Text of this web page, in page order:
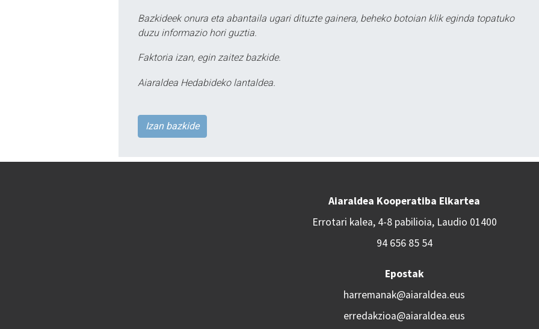
Bazkideek onura eta abantaila ugari dituzte gainera, beheko botoian klik eginda topatuko
duzu informazio hori guztia.
Faktoria izan, egin zaitez bazkide.
Aiaraldea Hedabideko lantaldea.
Izan bazkide
Aiaraldea Kooperatiba Elkartea
Errotari kalea, 4-8 pabilioia, Laudio 01400
94 656 85 54
Epostak
harremanak@aiaraldea.eus
erredakzioa@aiaraldea.eus